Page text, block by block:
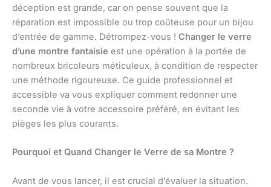
déception est grande, car on pense souvent que la
réparation est impossible ou trop coûteuse pour un bijou
d’entrée de gamme. Détrompez-vous ! Changer le verre
d’une montre fantaisie est une opération à la portée de
nombreux bricoleurs méticuleux, à condition de respecter
une méthode rigoureuse. Ce guide professionnel et
accessible va vous expliquer comment redonner une
seconde vie à votre accessoire préféré, en évitant les
pièges les plus courants.
Pourquoi et Quand Changer le Verre de sa Montre ?
Avant de vous lancer, il est crucial d’évaluer la situation.